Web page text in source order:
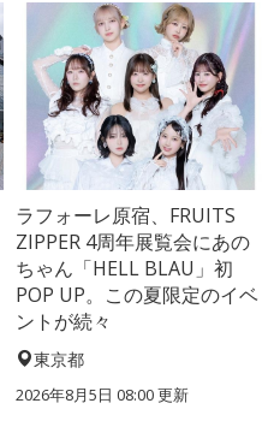
ラフォーレ原宿、FRUITS
ZIPPER 4周年展覧会にあの
ちゃん「HELL BLAU」初
POP UP。この夏限定のイベ
ントが続々
東京都
2026年8月5日 08:00更新